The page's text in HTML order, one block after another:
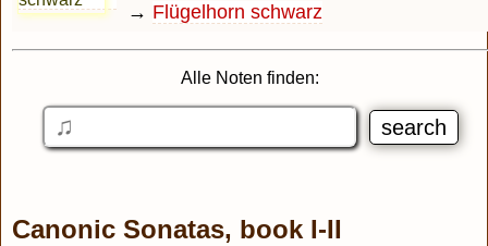
→ Flügelhorn schwarz
Alle Noten finden:
Canonic Sonatas, book I-II